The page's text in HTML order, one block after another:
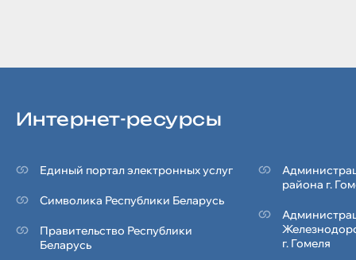
Интернет-ресурсы
Единый портал электронных услуг
Символика Реcпублики Беларусь
Правительство Республики
Беларусь
района г.
г. Гомеля